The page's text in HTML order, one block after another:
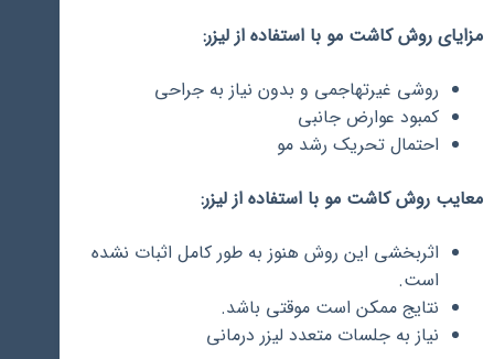
مزایای روش کاشت مو با استفاده از لیزر:
روشی غیرتهاجمی و بدون نیاز به جراحی
کمبود عوارض جانبی
احتمال تحریک رشد مو
معایب روش کاشت مو با استفاده از لیزر:
اثربخشی این روش هنوز به طور کامل اثبات نشده
است.
نتایج ممکن است موقتی باشد.
نیاز به جلسات متعدد لیزر درمانی